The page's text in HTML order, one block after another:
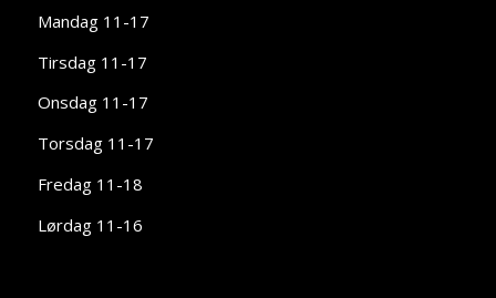
Mandag 11-17
Tirsdag 11-17
Onsdag 11-17
Torsdag 11-17
Fredag 11-18
Lørdag 11-16